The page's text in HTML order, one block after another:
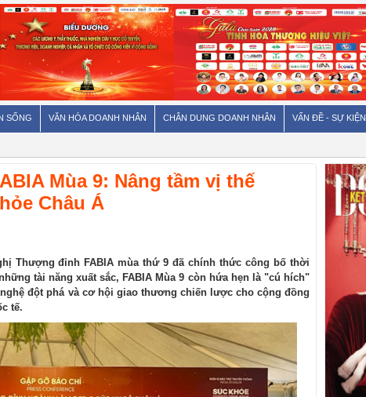
SỐNG VĂN HÓA DOANH NHÂN CHÂN DUNG DOANH NHÂN VẤN ĐỀ - SỰ KIỆN
Mùa 9: Nâng tầm vị thế
Châu Á
Thượng đỉnh FABIA mùa thứ 9 đã chính thức công bố thời
tài năng xuất sắc, FABIA Mùa 9 còn hứa hẹn là "cú hích"
đột phá và cơ hội giao thương chiến lược cho cộng đồng
tế.